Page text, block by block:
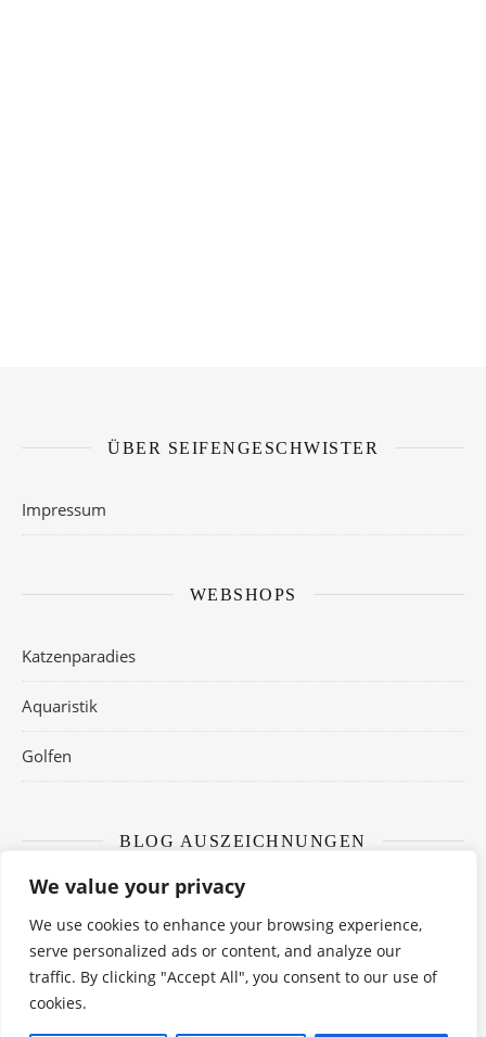
We value your privacy
We use cookies to enhance your browsing experience,
serve personalized ads or content, and analyze our
traffic. By clicking "Accept All", you consent to our use of
cookies.
ÜBER SEIFENGESCHWISTER
Impressum
WEBSHOPS
Katzenparadies
Aquaristik
Golfen
BLOG AUSZEICHNUNGEN